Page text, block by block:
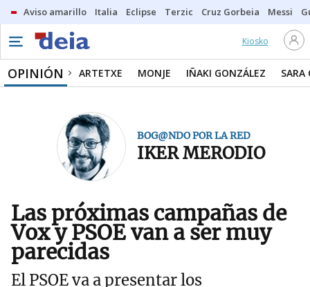
Aviso amarillo Italia Eclipse Terzic Cruz Gorbeia Messi
Kiosko
OPINIÓN ARTETXE MONJE IÑAKI GONZÁLEZ SARA
BOG@NDO POR LA RED
IKER MERODIO
Las próximas campañas de
Vox y PSOE van a ser muy
parecidas
El PSOE va a presentar los